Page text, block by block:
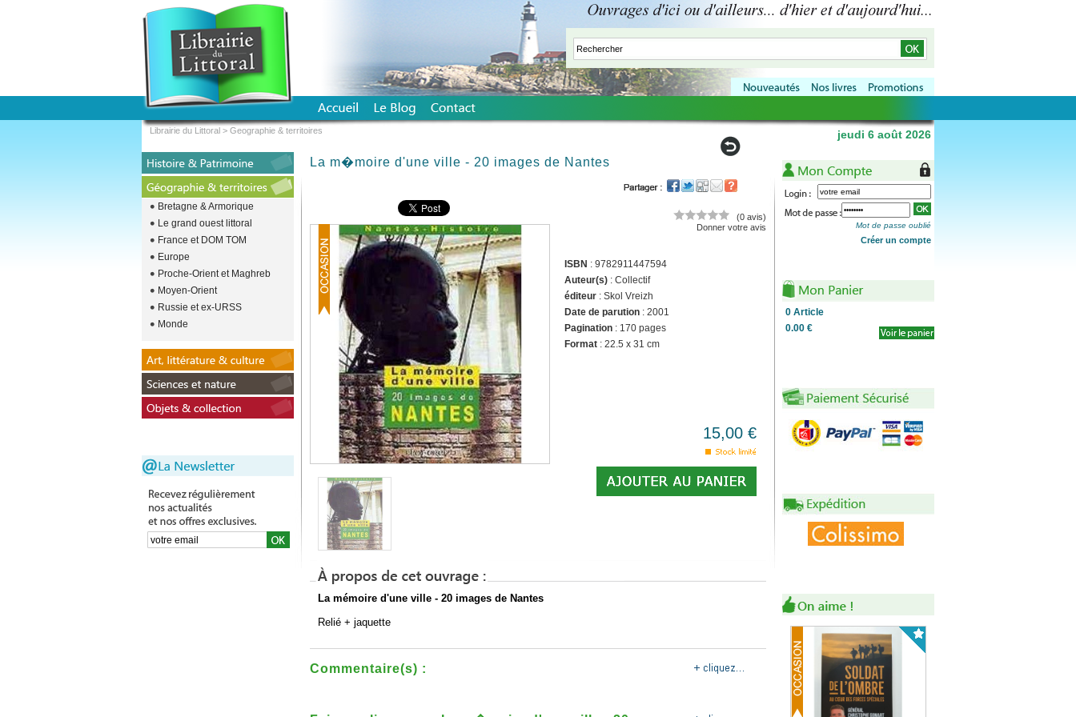
La m�moire d'une ville - 20 images de Nantes
(0 avis)
Donner votre avis
ISBN : 9782911447594
Auteur(s) : Collectif
éditeur : Skol Vreizh
Date de parution : 2001
Pagination : 170 pages
Format : 22.5 x 31 cm
15,00 €
La mémoire d'une ville - 20 images de Nantes
Relié + jaquette
Commentaire(s) :
Mot de passe oublié
Créer un compte
0 Article
0.00 €
Bretagne & Armorique
Le grand ouest littoral
France et DOM TOM
Europe
Proche-Orient et Maghreb
Moyen-Orient
Russie et ex-URSS
Monde
Librairie du Littoral > Geographie & territoires jeudi 6 août 2026